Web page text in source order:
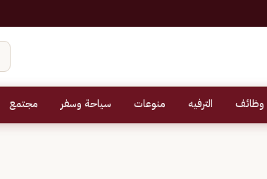
وظائف الترفيه منوعات سياحة وسفر مجتمع